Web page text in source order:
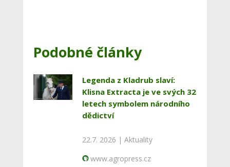
Podobné články
Legenda z Kladrub slaví:
Klisna Extracta je ve svých 32
letech symbolem národního
dědictví
22.7. 2026 | Aktuality
www.agropress.cz